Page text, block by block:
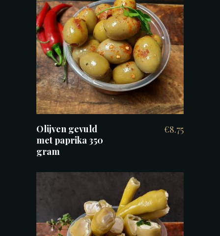
TOEVOEGEN AAN WINKELWAGEN
Olijven gevuld
met paprika 350
gram
€8.75